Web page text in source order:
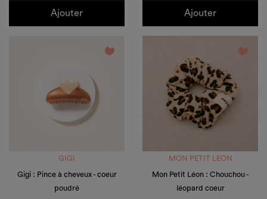
Ajouter Ajouter
favorite_border
GIGI
Gigi : Pince à cheveux - coeur
poudré
favorite_border
MON PETIT LEON
Mon Petit Léon : Chouchou -
léopard coeur